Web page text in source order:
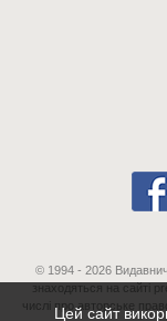
© 1994 - 2026
знаходяться на сайті
числі про авторське
Цей сайт